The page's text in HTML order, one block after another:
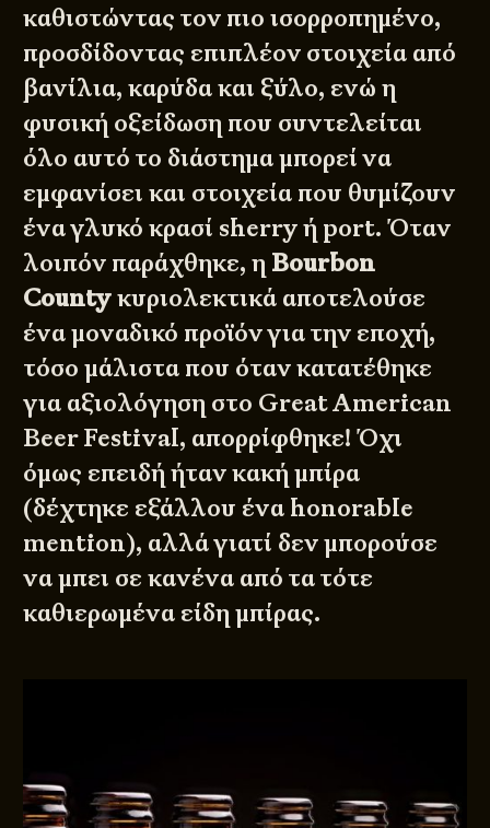
καθιστώντας τον πιο ισορροπημένο,
προσδίδοντας επιπλέον στοιχεία από
βανίλια, καρύδα και ξύλο, ενώ η
φυσική οξείδωση που συντελείται
όλο αυτό το διάστημα μπορεί να
εμφανίσει και στοιχεία που θυμίζουν
ένα γλυκό κρασί sherry ή port. Όταν
λοιπόν παράχθηκε, η Bourbon
Countyκυριολεκτικά αποτελούσε
ένα μοναδικό προϊόν για την εποχή,
τόσο μάλιστα που όταν κατατέθηκε
για αξιολόγηση στο Great American
Beer Festival, απορρίφθηκε! Όχι
όμως επειδή ήταν κακή μπίρα
(δέχτηκε εξάλλου ένα honorable
mention), αλλά γιατί δεν μπορούσε
να μπει σε κανένα από τα τότε
καθιερωμένα είδη μπίρας.